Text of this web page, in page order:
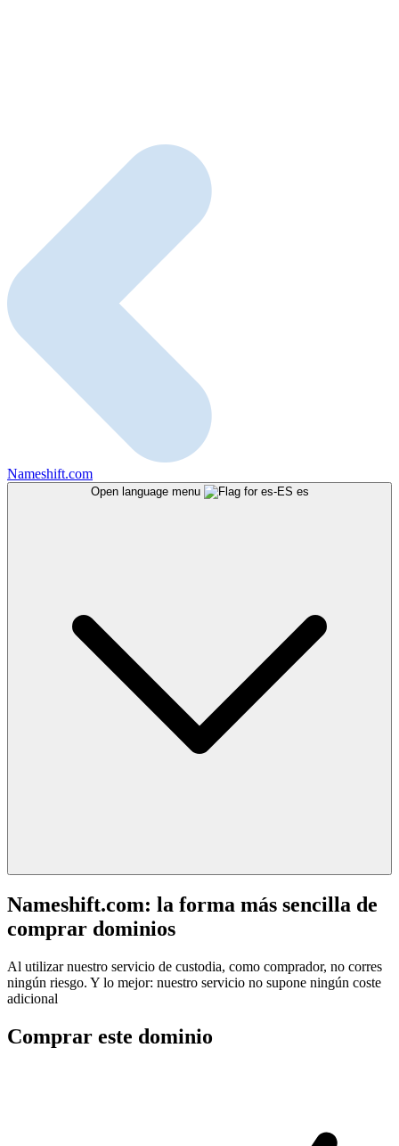
Nameshift.com
Open language menu es
Nameshift.com: la forma más sencilla de
comprar dominios
Al utilizar nuestro servicio de custodia, como comprador, no corres
ningún riesgo. Y lo mejor: nuestro servicio no supone ningún coste
adicional
Comprar este dominio